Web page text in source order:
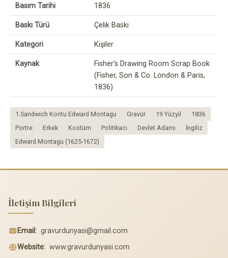
Basım Tarihi 1836
Baskı Türü Çelik Baskı
Kategori Kişiler
Kaynak
Fisher's Drawing Room Scrap Book
(Fisher, Son & Co. London & Paris,
1836)
1.Sandwich Kontu Edward Montagu Gravür 19.Yüzyıl
1836
Portre
Erkek Kostüm Politikacı Devlet Adamı
İngiliz
Edward Montagu (1625-1672)
İletişim Bilgileri
Email: gravurdunyasi@gmail.com
Website: www.gravurdunyasi.com